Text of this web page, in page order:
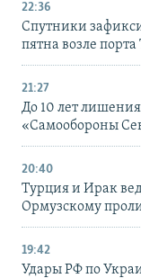
22:36
Спутники
пятна возле
21:27
До 10 лет
«Самообороны
20:40
Турция и Ирак
Ормузскому
19:42
Удары РФ по